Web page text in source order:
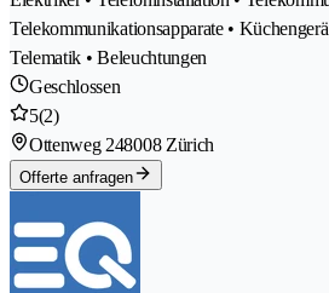
Telekommunikationsapparate •
Telematik • Beleuchtungen
Geschlossen
5(2)
Ottenweg 248008 Zürich
Offerte anfragen